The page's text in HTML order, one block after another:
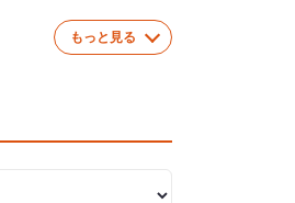
もっと見る